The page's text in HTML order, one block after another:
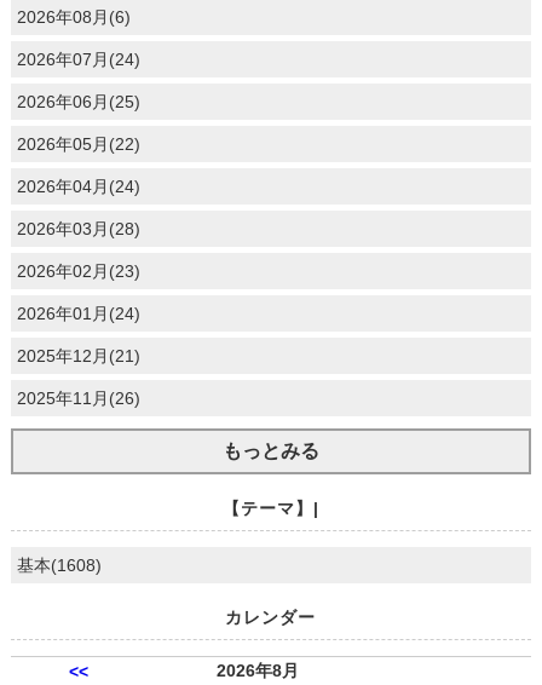
2026年08月(6)
2026年07月(24)
2026年06月(25)
2026年05月(22)
2026年04月(24)
2026年03月(28)
2026年02月(23)
2026年01月(24)
2025年12月(21)
2025年11月(26)
もっとみる
【テーマ】|
基本(1608)
カレンダー
<<
2026年8月